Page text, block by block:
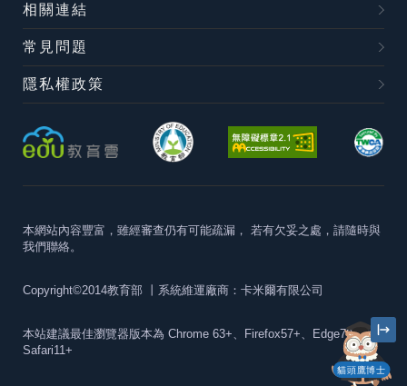
貓頭鷹博士
相關連結
常見問題
隱私權政策
本網站內容豐富，雖經審查仍有可能疏漏， 若有欠妥之處，請隨時與
我們聯絡。
Copyright©2014教育部 丨系統維運廠商：卡米爾有限公司
本站建議最佳瀏覽器版本為 Chrome 63+、Firefox57+、Edge79+及
Safari11+